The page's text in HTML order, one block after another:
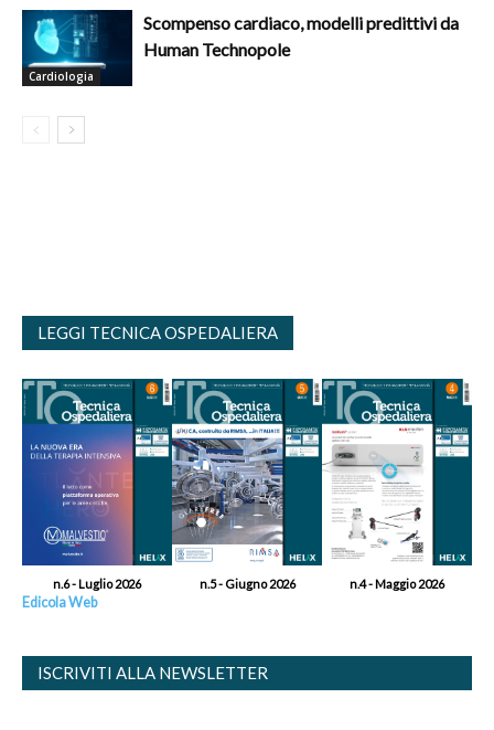
Cardiologia
Scompenso cardiaco, modelli predittivi da
Human Technopole
LEGGI TECNICA OSPEDALIERA
n.6 - Luglio 2026 n.5 - Giugno 2026 n.4 - Maggio 2026
Edicola Web
ISCRIVITI ALLA NEWSLETTER